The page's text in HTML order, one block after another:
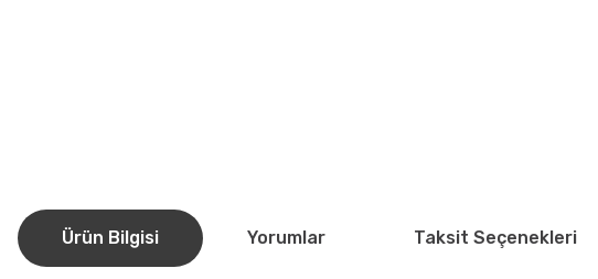
Ürün Bilgisi Yorumlar Taksit Seçenekleri